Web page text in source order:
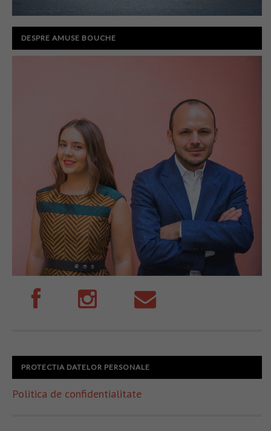
DESPRE AMUSE BOUCHE
PROTECTIA DATELOR PERSONALE
Politica de confidentialitate